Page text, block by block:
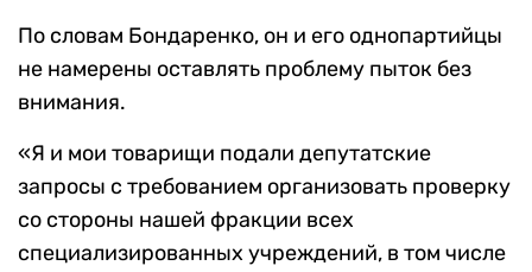
По словам Бондаренко, он и его однопартийцы
не намерены оставлять проблему пыток без
внимания.
«Я и мои товарищи подали депутатские
запросы с требованием организовать проверку
со стороны нашей фракции всех
специализированных учреждений, в том числе